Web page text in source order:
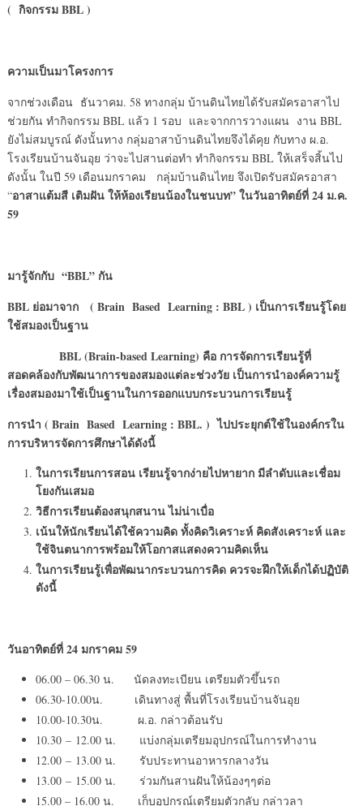
( กิจกรรม BBL )
ความเป็นมาโครงการ
จากช่วงเดือน ธันวาคม. 58 ทางกลุ่ม บ้านดินไทยได้รับสมัครอาสาไป
ช่วยกัน ทำกิจกรรม BBL แล้ว 1 รอบ และจากการวางแผน งาน BBL
ยังไม่สมบูรณ์ ดังนั้นทาง กลุ่มอาสาบ้านดินไทยจึงได้คุย กับทาง ผ.อ.
โรงเรียนบ้านจันอุย ว่าจะไปสานต่อทำ ทำกิจกรรม BBL ให้เสร็จสิ้นไป
ดังนั้น ในปี 59 เดือนมกราคม กลุ่มบ้านดินไทย จึงเปิดรับสมัครอาสา
“อาสาแต้มสี เติมฝัน ให้ห้องเรียนน้องในชนบท” ในวันอาทิตย์ที่24 ม.ค.
59
มารู้จักกับ “BBL” กัน
BBL ย่อมาจาก ( Brain Based Learning : BBL ) เป็นการเรียนรู้โดย
ใช้สมองเป็นฐาน
BBL (Brain-based Learning) คือ การจัดการเรียนรู้ที่
สอดคล้องกับพัฒนาการของสมองแต่ละช่วงวัย เป็นการนำองค์ความรู้
เรื่องสมองมาใช้เป็นฐานในการออกแบบกระบวนการเรียนรู้
การนำ ( Brain Based Learning : BBL. ) ไปประยุกต์ใช้ในองค์กรใน
การบริหารจัดการศึกษาได้ดังนี้
ในการเรียนการสอน เรียนรู้จากง่ายไปหายาก มีลำดับและเชื่อม
โยงกันเสมอ
วิธีการเรียนต้องสนุกสนาน ไม่น่าเบื่อ
เน้นให้นักเรียนได้ใช้ความคิด ทั้งคิดวิเคราะห์ คิดสังเคราะห์ และ
ใช้จินตนาการพร้อมให้โอกาสแสดงความคิดเห็น
ในการเรียนรู้เพื่อพัฒนากระบวนการคิด ควรจะฝึกให้เด็กได้ปฏิบัติ
ดังนี้
วันอาทิตย์ที่24 มกราคม 59
06.00 – 06.30 น. นัดลงทะเบียน เตรียมตัวขึ้นรถ
06.30-10.00น. เดินทางสู่ พื้นที่โรงเรียนบ้านจันอุย
10.00-10.30น. ผ.อ. กล่าวต้อนรับ
10.30 – 12.00 น. แบ่งกลุ่มเตรียมอุปกรณ์ในการทำงาน
12.00 – 13.00 น. รับประทานอาหารกลางวัน
13.00 – 15.00 น. ร่วมกันสานฝันให้น้องๆๆต่อ
15.00 – 16.00 น. เก็บอุปกรณ์เตรียมตัวกลับ กล่าวลา